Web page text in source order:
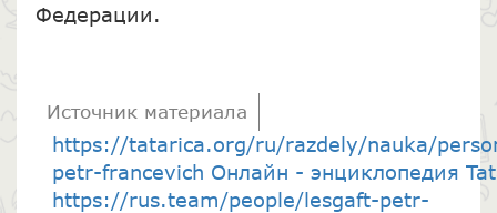
Федерации.
Источник материала
https://tatarica.org/ru/razdely/nauka/
petr-francevich Онлайн - энциклопедия
https://rus.team/people/lesgaft-petr-